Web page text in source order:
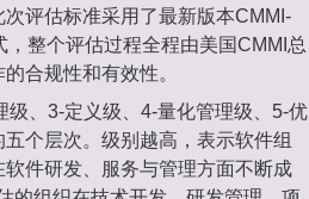
评估标准采用了最新版本CMMI-
整个评估过程全程由美国CMMI总
合规性和有效性。
、3-定义级、4-量化管理级、5-优
个层次。级别越高，表示软件组
件研发、服务与管理方面不断成